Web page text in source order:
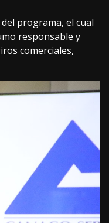
programa, el cual
responsable y
comerciales,